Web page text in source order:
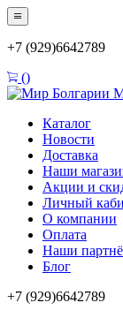
+7 (929)6642789
()
Каталог
Новости
Доставка
Наши
Акции и
Личный
О компании
Оплата
Наши
Блог
+7 (929)6642789